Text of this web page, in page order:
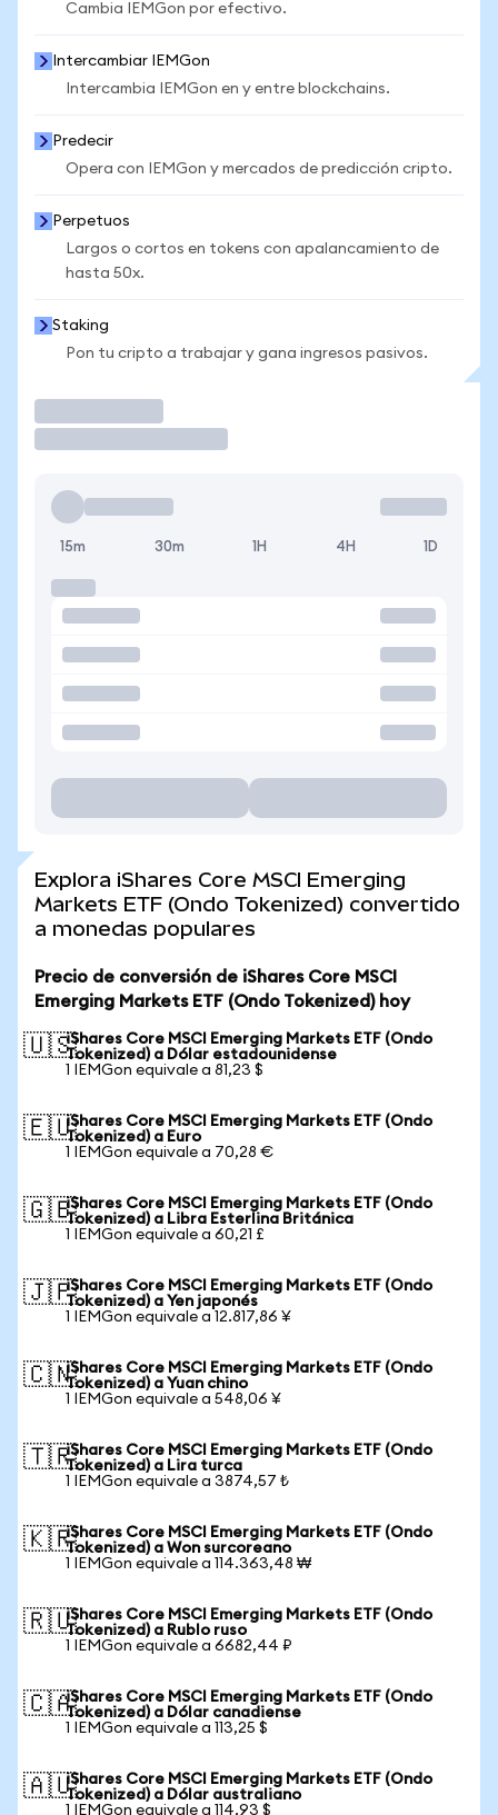
Cambia IEMGon por efectivo.
Intercambiar IEMGon
Intercambia IEMGon en y entre blockchains.
Predecir
Opera con IEMGon y mercados de predicción cripto.
Perpetuos
Largos o cortos en tokens con apalancamiento de
hasta 50x.
Staking
Pon tu cripto a trabajar y gana ingresos pasivos.
15m 30m 1H 4H 1D
Explora iShares Core MSCI Emerging
Markets ETF (Ondo Tokenized) convertido
a monedas populares
Precio de conversión de iShares Core MSCI
Emerging Markets ETF (Ondo Tokenized) hoy
🇺🇸iShares Core MSCI Emerging Markets ETF (Ondo
Tokenized) a Dólar estadounidense
1 IEMGon equivale a 81,23 $
🇪🇺iShares Core MSCI Emerging Markets ETF (Ondo
Tokenized) a Euro
1 IEMGon equivale a 70,28 €
🇬🇧iShares Core MSCI Emerging Markets ETF (Ondo
Tokenized) a Libra Esterlina Británica
1 IEMGon equivale a 60,21 £
🇯🇵iShares Core MSCI Emerging Markets ETF (Ondo
Tokenized) a Yen japonés
1 IEMGon equivale a 12.817,86 ¥
🇨🇳iShares Core MSCI Emerging Markets ETF (Ondo
Tokenized) a Yuan chino
1 IEMGon equivale a 548,06 ¥
🇹🇷iShares Core MSCI Emerging Markets ETF (Ondo
Tokenized) a Lira turca
1 IEMGon equivale a 3874,57 ₺
🇰🇷iShares Core MSCI Emerging Markets ETF (Ondo
Tokenized) a Won surcoreano
1 IEMGon equivale a 114.363,48 ₩
🇷🇺iShares Core MSCI Emerging Markets ETF (Ondo
Tokenized) a Rublo ruso
1 IEMGon equivale a 6682,44 ₽
🇨🇦iShares Core MSCI Emerging Markets ETF (Ondo
Tokenized) a Dólar canadiense
1 IEMGon equivale a 113,25 $
🇦🇺iShares Core MSCI Emerging Markets ETF (Ondo
Tokenized) a Dólar australiano
1 IEMGon equivale a 114,93 $